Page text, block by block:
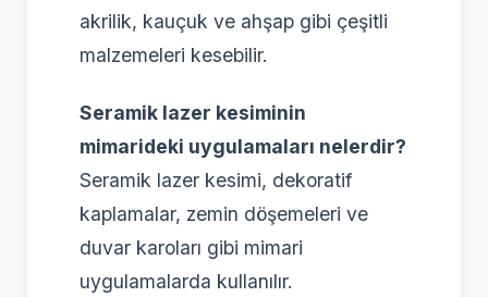
akrilik, kauçuk ve ahşap gibi çeşitli
malzemeleri kesebilir.
Seramik lazer kesiminin
mimarideki uygulamaları nelerdir?
Seramik lazer kesimi, dekoratif
kaplamalar, zemin döşemeleri ve
duvar karoları gibi mimari
uygulamalarda kullanılır.